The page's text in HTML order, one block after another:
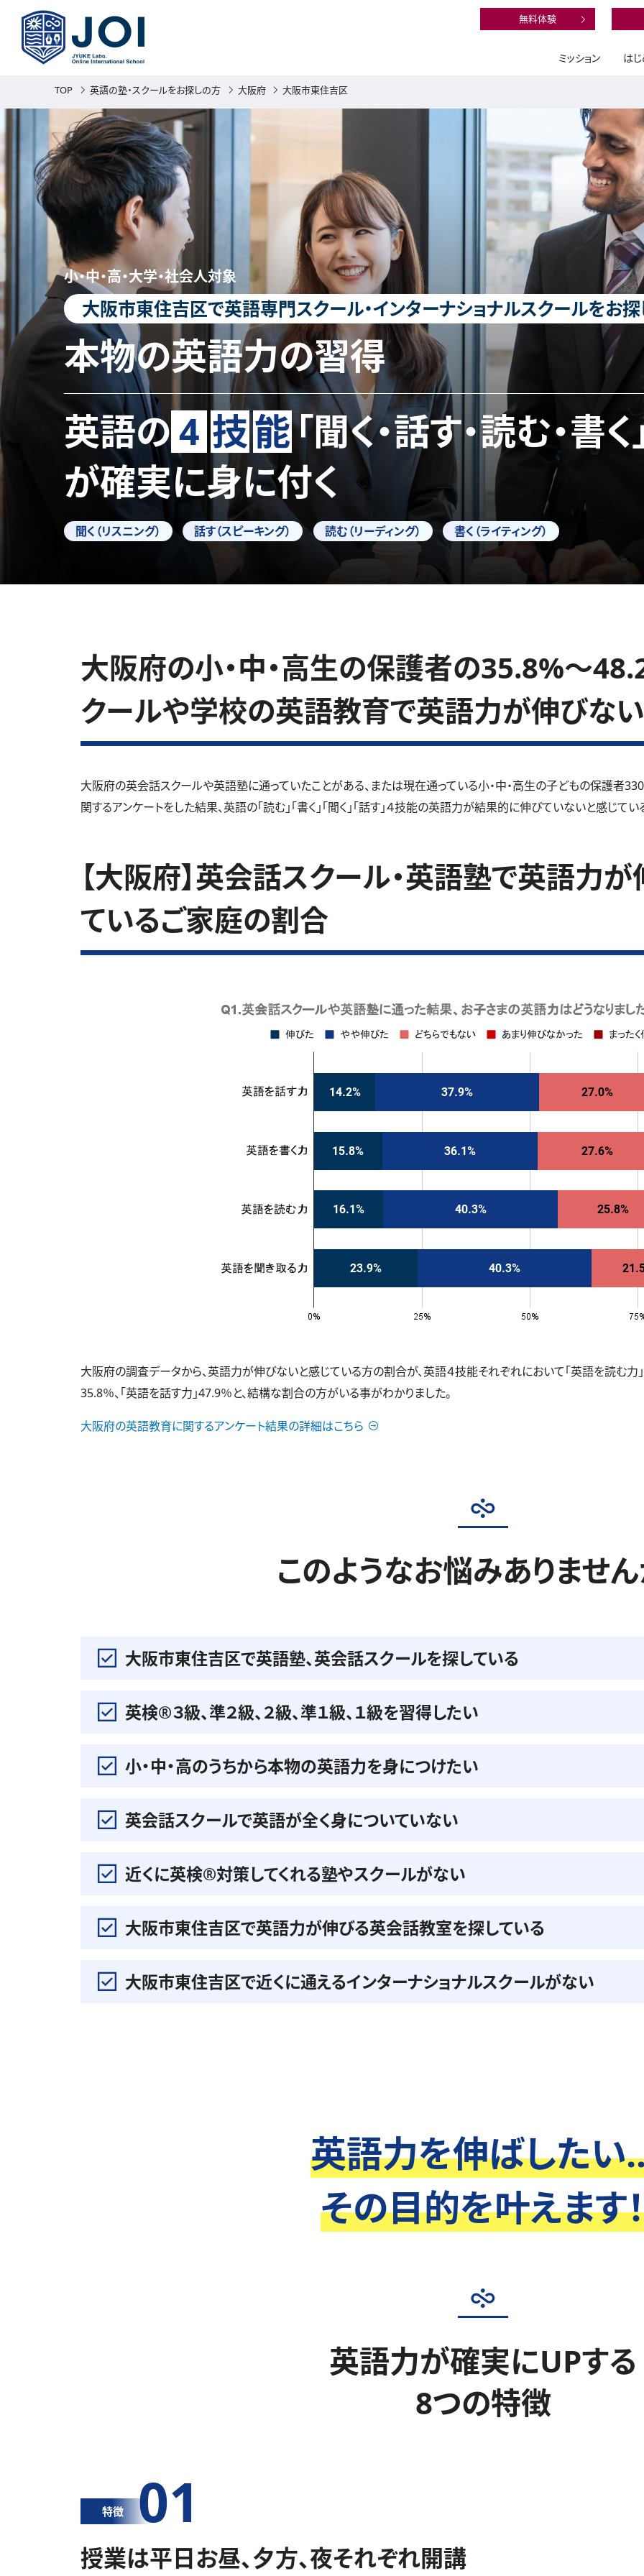
無料体験
ミッション は
TOP 英語の塾・スクールをお探しの方 大阪府 大阪市東住吉区
小・中・高・大学・社会人対象
大阪市東住吉区で英語専門スクール・インターナショナルスクールをお
本物の英語力の習得
英語の4 技能「聞く・話す・読む・書く
が確実に身に付く
聞く（リスニング） 話す（スピーキング） 読む（リーディング） 書く（ライティング）
大阪府の小・中・高生の保護者の35.8%～
クールや学校の英語教育で英語力が伸びな
大阪府の英会話スクールや英語塾に通っていたことがある、または現在通っている小・中・高生の子どもの保護者
関するアンケートをした結果、英語の「読む」「書く」「聞く」「話す」４技能の英語力が結果的に伸びていないと感じ
【大阪府】英会話スクール・英語塾で英語力
ているご家庭の割合
大阪府の調査データから、英語力が伸びないと感じている方の割合が、英語４技能それぞれにおいて「英語を読む力」
35.8％、「英語を話す力」47.9％と、結構な割合の方がいる事がわかりました。
大阪府の英語教育に関するアンケート結果の詳細はこちら
このようなお悩みありません
大阪市東住吉区で英語塾、英会話スクールを探している
英検®️３級、準２級、２級、準１級、１級を習得したい
小・中・高のうちから本物の英語力を身につけたい
英会話スクールで英語が全く身についていない
近くに英検®️対策してくれる塾やスクールがない
大阪市東住吉区で英語力が伸びる英会話教室を探している
大阪市東住吉区で近くに通えるインターナショナルスクールがない
英語力を伸ばしたい
その目的を叶えます
英語力が確実にUPする
8つの特徴
特徴 01
授業は平日お昼、夕方、夜それぞれ開講